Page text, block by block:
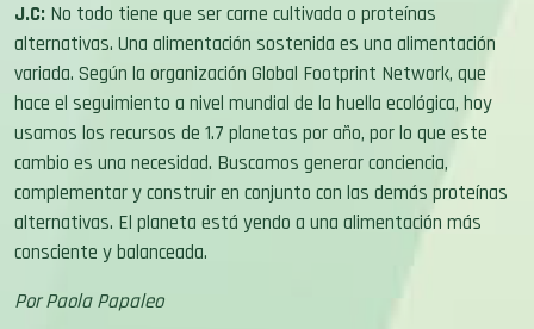
J.C: No todo tiene que ser carne cultivada o proteínas
alternativas. Una alimentación sostenida es una alimentación
variada. Según la organización Global Footprint Network, que
hace el seguimiento a nivel mundial de la huella ecológica, hoy
usamos los recursos de 1.7 planetas por año, por lo que este
cambio es una necesidad. Buscamos generar conciencia,
complementar y construir en conjunto con las demás proteínas
alternativas. El planeta está yendo a una alimentación más
consciente y balanceada.
Por Paola Papaleo